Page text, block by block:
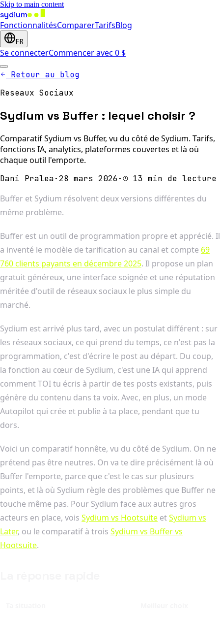
Skip to main content
sydium
FonctionnalitésComparerTarifsBlog
FR
Se connecterCommencer avec 0 $
Retour au blog
Reseaux Sociaux
Sydium vs Buffer : lequel choisir ?
Comparatif Sydium vs Buffer, vu du côté de Sydium. Tarifs,
fonctions IA, analytics, plateformes couvertes et là où
chaque outil l'emporte.
Dani Pralea·28 mars 2026· 13 min de lecture
Buffer et Sydium résolvent deux versions différentes du
même problème.
Buffer est un outil de programmation propre et apprécié. Il
a inventé le modèle de tarification au canal et compte 69
760 clients payants en décembre 2025. Il propose un plan
gratuit généreux, une interface soignée et une réputation
méritée d'outil de réseaux sociaux le plus simple du
marché.
Sydium est arrivé plus tard, avec un postulat différent : sur
les réseaux sociaux, ce qui prend du temps, ce n'est pas la
programmation, c'est d'écrire le post au départ. Du coup,
la fonction au cœur de Sydium, c'est une IA qui apprend
comment TOI tu écris à partir de tes posts existants, puis
génère du contenu dans ta voix. Avec, en plus, un mode
Autopilot qui crée et publie à ta place, pendant que tu
dors.
Voici un comparatif honnête, vu du côté de Sydium. On ne
prétend pas être neutres. On va te dire précisément là où
Buffer l'emporte, parce que c'est le cas sur plusieurs
points, et là où Sydium règle des problèmes que Buffer ne
touche même pas. Pour Sydium face aux autres gros
acteurs en place, vois Sydium vs Hootsuite etSydium vs
Later, ou le comparatif à trois Sydium vs Buffer vs
Hootsuite.